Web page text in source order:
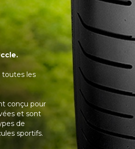
toutes les
conçu pour
et sont
de
sportifs.